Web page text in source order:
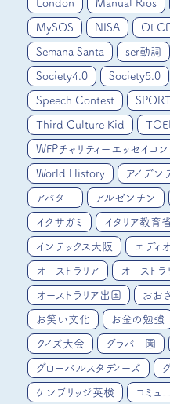
London Manual Rios
MySOS NISA
Semana Santa ser動詞
Society4.0 Society5.0
Speech Contest
Third Culture Kid
WFPチャリティーエッセイコン
World History アイデン
アバター アルゼンチン
イクサガミ イタリア教育
インテックス大阪 エディ
オーストラリア オースト
オーストラリア出国 おお
お笑い文化 お金の勉強
クイズ大会 グラバー園
グローバルスタディーズ
ケンブリッジ英検 コミュ